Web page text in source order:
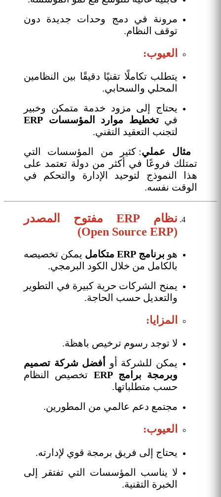
مرونة في دمج وحدات جديدة دون
توقف النظام.
العيوب:
يتطلب تكاملًا تقنيًا دقيقًا بين النظامين
المحلي والسحابي.
يحتاج إلى مزود خدمة متمكن وخبير
فيتخطيط موارد المؤسسات ERP
لتجنب التعقيد التقني.
مثال عملي: كثير من المؤسسات التي
تمتلك فروعًا في أكثر من دولة تعتمد على
هذا النموذج لتوحيد الإدارة والتحكم في
الوقت نفسه.
نظام ERP مفتوح المصدر
(Open Source ERP)
هو برنامج ERP متكامل
يمكن تخصيصه
بالكامل من خلال الكود البرمجي.
يمنح الشركات حرية كبيرة في التطوير
والتعديل حسب الحاجة.
المزايا:
لا توجد رسوم ترخيص باهظة.
يمكن للشركة أو
أفضل شركة تصميم
وبرمجة برامج ERP
تخصيص النظام
حسب متطلباتها.
مجتمع دعم عالمي من المطورين.
العيوب:
يحتاج إلى فريق برمجة قوي لإدارته.
لا يناسب المؤسسات التي تفتقر إلى
الخبرة التقنية.